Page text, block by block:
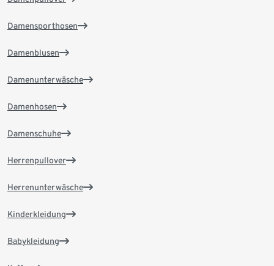
Damensporthosen
Damenblusen
Damenunterwäsche
Damenhosen
Damenschuhe
Herrenpullover
Herrenunterwäsche
Kinderkleidung
Babykleidung